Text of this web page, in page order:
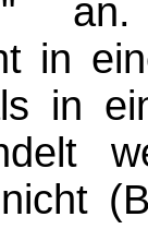
in
in